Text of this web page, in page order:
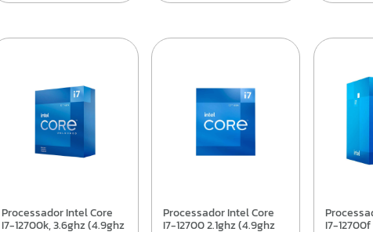
Processador Intel Core
I7-12700k, 3.6ghz (4.9ghz
Processador Intel Core
I7-12700 2.1ghz (4.9ghz
Processador Intel Core
I7-